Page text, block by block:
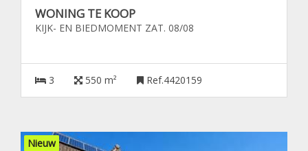
WONING TE KOOP
KIJK- EN BIEDMOMENT ZAT. 08/08
3 550 m² Ref.4420159
Nieuw